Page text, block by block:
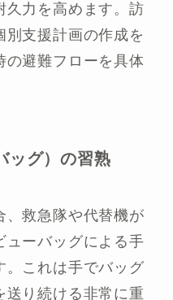
久力を高めます。訪
別支援計画の作成を
の避難フローを具体
ッグ）の習熟
、救急隊や代替機が
ューバッグによる手
。これは手でバッグ
送り続ける非常に重